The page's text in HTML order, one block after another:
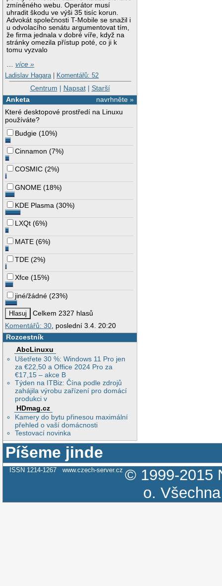
zmíněného webu. Operátor musí
uhradit škodu ve výši 35 tisíc korun.
Advokát společnosti T-Mobile se snažil i
u odvolacího senátu argumentovat tím,
že firma jednala v dobré víře, když na
stránky omezila přístup poté, co ji k
tomu vyzvalo
…více »
Ladislav Hagara | Komentářů: 52
Centrum | Napsat| Starší
navrhněte »
Anketa
Které desktopové prostředí na Linuxu
používáte?
Budgie (10%)
Cinnamon (7%)
COSMIC (2%)
GNOME (18%)
KDE Plasma (30%)
LXQt (6%)
MATE (6%)
TDE (2%)
Xfce (15%)
jiné/žádné (23%)
Celkem 2327 hlasů
Komentářů: 30, poslední 3.4. 20:20
Rozcestník
AbcLinuxu
Ušetřete 30 %: Windows 11 Pro jen
za €22,50 a Office 2024 Pro za
€17,15 – akce B
Týden na ITBiz: Čína podle zdrojů
zahájila výrobu zařízení pro domácí
produkci v
HDmag.cz
Kamery do bytu přinesou maximální
přehled o vaší domácnosti
Testovací novinka
Píšeme jinde
ISSN 1214-1267 www.czech-server.cz © 1999-2015
o.